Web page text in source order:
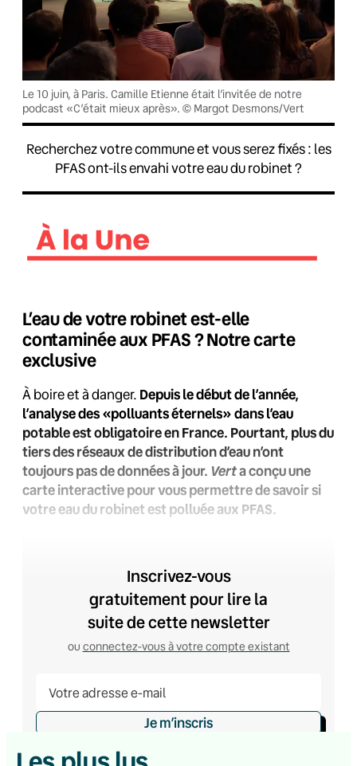
Le 10 juin, à Paris. Camille Etienne était l’invitée de notre
podcast «C’était mieux après». © Margot Desmons/Vert
Recherchez votre commune et vous serez fixés : les
PFAS ont-ils envahi votre eau du robinet ?
L’eau de votre robinet est-elle
contaminée aux PFAS ? Notre carte
exclusive
À boire et à danger. Depuis le début de l’année,
l’analyse des «polluants éternels» dans l’eau
potable est obligatoire en France. Pourtant, plus du
tiers des réseaux de distribution d’eau n’ont
toujours pas de données à jour. Verta conçu une
carte interactive pour vous permettre de savoir si
votre eau du robinet est polluée aux PFAS.
Inscrivez-vous
gratuitement pour lire la
suite de cette newsletter
ou connectez-vous à votre compte existant
Je m’inscris